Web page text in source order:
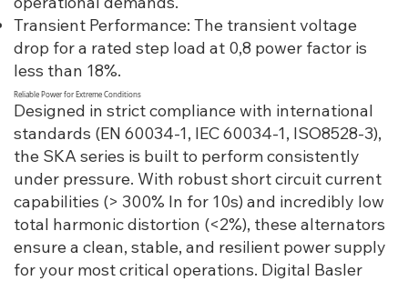
Transient Performance: The transient voltage
drop for a rated step load at 0,8 power factor is
less than 18%.
Reliable Power for Extreme Conditions
Designed in strict compliance with international
standards (EN 60034-1, IEC 60034-1, ISO8528-3),
the SKA series is built to perform consistently
under pressure. With robust short circuit current
capabilities (> 300% In for 10s) and incredibly low
total harmonic distortion (<2%), these alternators
ensure a clean, stable, and resilient power supply
for your most critical operations. Digital Basler